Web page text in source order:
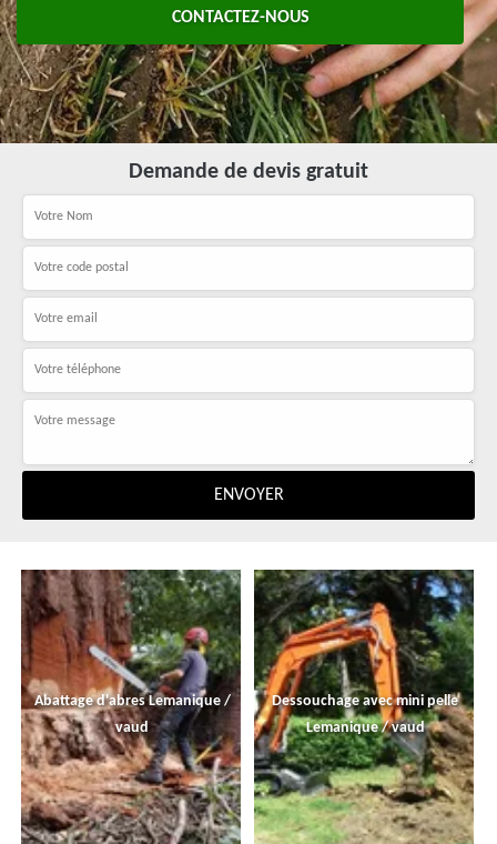
CONTACTEZ-NOUS
Demande de devis gratuit
Abattage d'abres Lemanique /
vaud
Dessouchage avec mini pelle
Lemanique / vaud